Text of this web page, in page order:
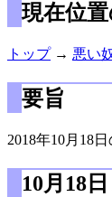
現在位
トップ→ 悪い
要旨
2018年10月18
10月18